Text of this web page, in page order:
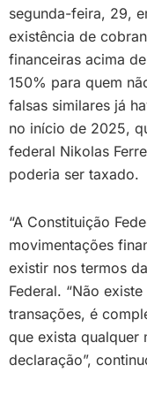
segunda-feira, 29,
existência de
financeiras acima
150% para quem
falsas similares já
no início de 2025,
federal Nikolas
poderia ser taxado.
“A Constituição
movimentações
existir nos termos
Federal. “Não
transações, é
que exista qualquer
declaração”,